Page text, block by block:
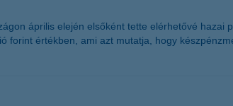
április elején elsőként tette elérhetővé hazai
forint értékben, ami azt mutatja, hogy